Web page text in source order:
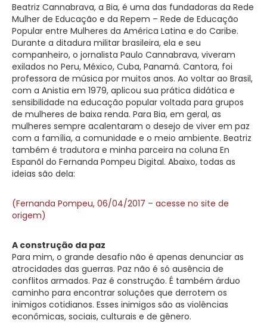
Beatriz Cannabrava, a Bia, é uma das fundadoras da Rede
Mulher de Educação e da Repem – Rede de Educação
Popular entre Mulheres da América Latina e do Caribe.
Durante a ditadura militar brasileira, ela e seu
companheiro, o jornalista Paulo Cannabrava, viveram
exilados no Peru, México, Cuba, Panamá. Cantora, foi
professora de música por muitos anos. Ao voltar ao Brasil,
com a Anistia em 1979, aplicou sua prática didática e
sensibilidade na educação popular voltada para grupos
de mulheres de baixa renda. Para Bia, em geral, as
mulheres sempre acalentaram o desejo de viver em paz
com a família, a comunidade e o meio ambiente. Beatriz
também é tradutora e minha parceira na coluna En
Espanõl do Fernanda Pompeu Digital. Abaixo, todas as
ideias são dela:
(Fernanda Pompeu, 06/04/2017 – acesse no site de
origem)
A construção da paz
Para mim, o grande desafio não é apenas denunciar as
atrocidades das guerras. Paz não é só ausência de
conflitos armados. Paz é construção. É também árduo
caminho para encontrar soluções que derrotem os
inimigos cotidianos. Esses inimigos são as violências
econômicas, sociais, culturais e de gênero.